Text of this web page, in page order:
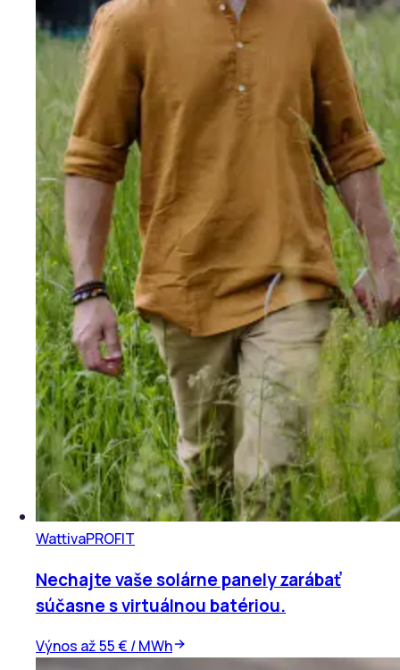
WattivaPROFIT
Nechajte vaše solárne panely zarábať
súčasne s virtuálnou batériou.
Výnos až 55 € / MWh